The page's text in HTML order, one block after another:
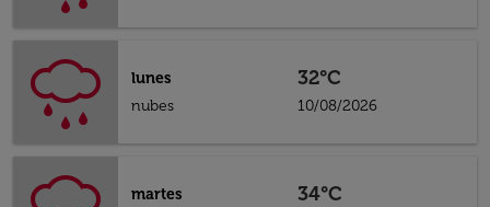
lunes
nubes
32°C
10/08/2026
martes
34°C